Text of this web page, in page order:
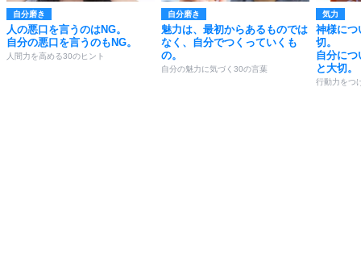
自分磨き
人の悪口を言うのはNG。
自分の悪口を言うのもNG。
人間力を高める30のヒント
自分磨き
魅力は、最初からあるものでは
なく、自分でつくっていくも
の。
自分の魅力に気づく30の言葉
気力
神様につ
切。
自分に
と大切。
行動力をつ